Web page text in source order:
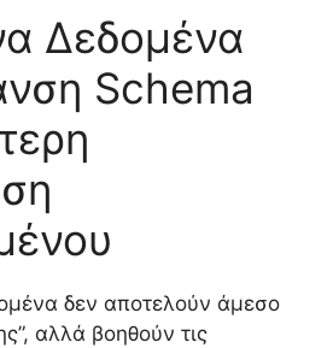
Δεδομένα
Schema
δεν αποτελούν άμεσο
αλλά βοηθούν τις